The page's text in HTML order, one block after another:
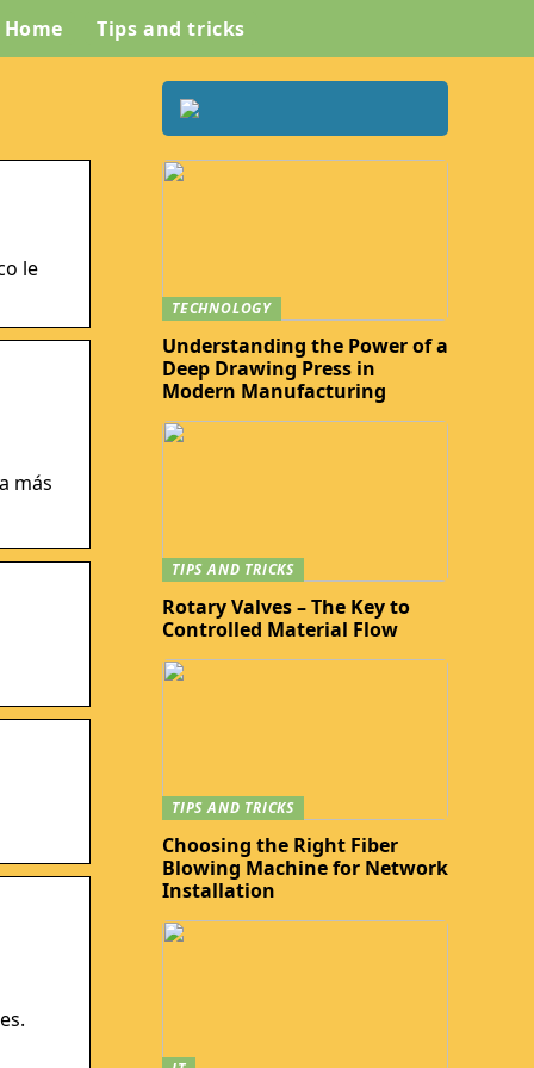
Home Tips and tricks
le
más
TECHNOLOGY
Understanding the Power of a
Deep Drawing Press in
Modern Manufacturing
TIPS AND TRICKS
Rotary Valves – The Key to
Controlled Material Flow
TIPS AND TRICKS
Choosing the Right Fiber
Blowing Machine for Network
Installation